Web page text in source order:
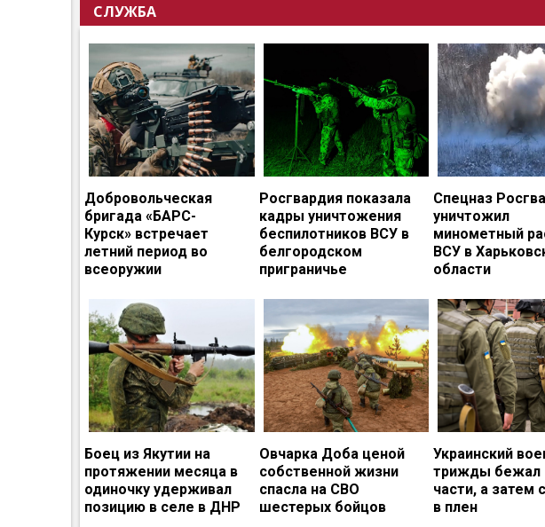
СЛУЖБА
Добровольческая
бригада «БАРС-
Курск» встречает
летний период во
всеоружии
Росгвардия показала
кадры уничтожения
беспилотников ВСУ в
белгородском
приграничье
Спецназ
уничтожил
минометный
ВСУ в
области
Боец из Якутии на
протяжении месяца в
одиночку удерживал
позицию в селе в ДНР
Овчарка Доба ценой
собственной жизни
спасла на СВО
шестерых бойцов
Украинский
трижды бежал
части, а затем
в плен